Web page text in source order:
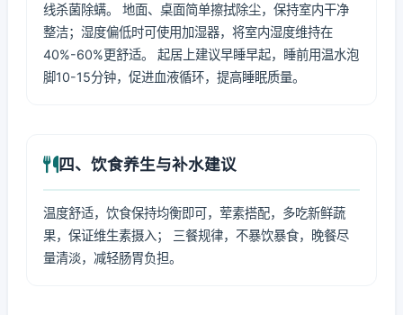
线杀菌除螨。 地面、桌面简单擦拭除尘，保持室内干净
整洁；湿度偏低时可使用加湿器，将室内湿度维持在
40%-60%更舒适。 起居上建议早睡早起，睡前用温水泡
脚10-15分钟，促进血液循环，提高睡眠质量。
四、饮食养生与补水建议
温度舒适，饮食保持均衡即可，荤素搭配，多吃新鲜蔬
果，保证维生素摄入； 三餐规律，不暴饮暴食，晚餐尽
量清淡，减轻肠胃负担。